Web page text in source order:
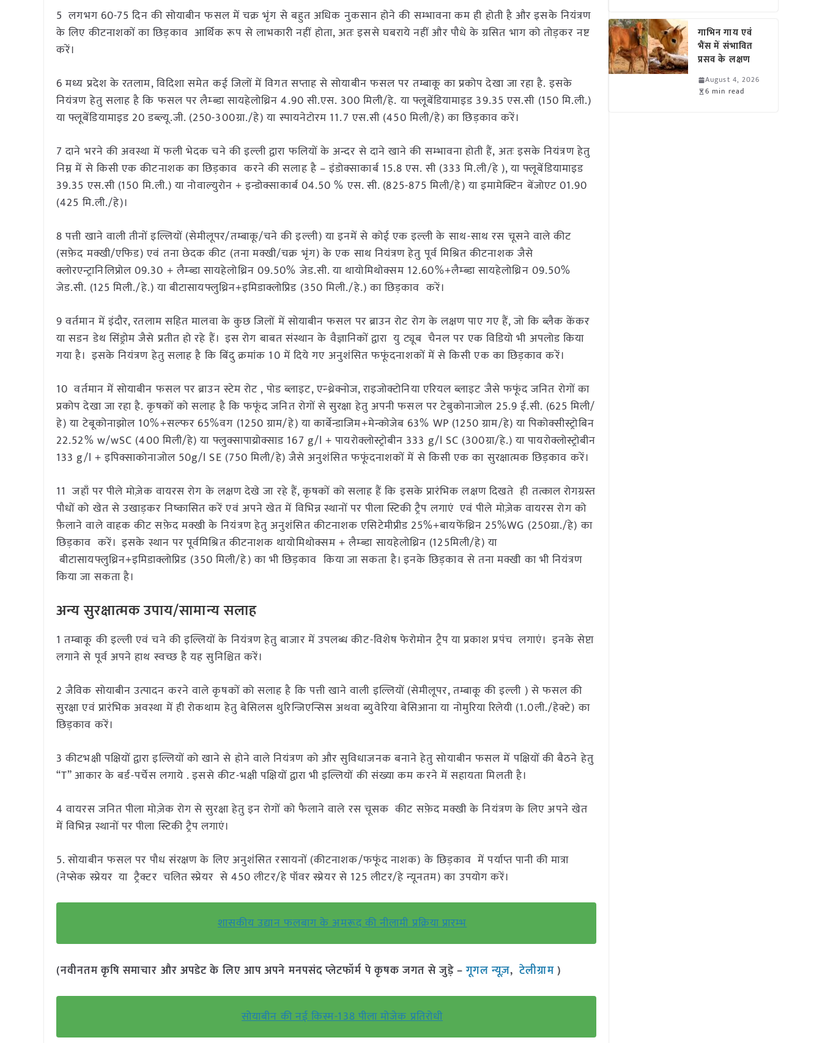
5 लगभग 60-75 दिन की सोयाबीन फसल में चक्र भृंग से बहुत अधिक नुकसान होने की सम्भावना कम ही होती है और इसके नियंत्रण
के लिए कीटनाशकों का छिड़काव आर्थिक रूप से लाभकारी नहीं होता, अतः इससे घबराये नहीं और पौधे के ग्रसित भाग को तोड़कर नष्ट
करें।
6 मध्य प्रदेश के रतलाम, विदिशा समेत कई जिलों में विगत सप्ताह से सोयाबीन फसल पर तम्बाकू का प्रकोप देखा जा रहा है. इसके
नियंत्रण हेतु सलाह है कि फसल पर लैम्ब्डा सायहेलोथ्रिन 4.90 सी.एस. 300 मिली/हे. या फ्लूबेंडियामाइड 39.35 एस.सी (150 मि.ली.)
या फ्लूबेंडियामाइड 20 डब्ल्यू.जी. (250-300ग्रा./हे) या स्पायनेटोरम 11.7 एस.सी (450 मिली/हे) का छिड़काव करें।
7 दाने भरने की अवस्था में फली भेदक चने की इल्ली द्वारा फलियों के अन्दर से दाने खाने की सम्भावना होती हैं, अतः इसके नियंत्रण हेतु
निम्न में से किसी एक कीटनाशक का छिड़काव करने की सलाह है – इंडोक्साकार्ब 15.8 एस. सी (333 मि.ली/हे ), या फ्लूबेंडियामाइड
39.35 एस.सी (150 मि.ली.) या नोवाल्युरोन + इन्डोक्साकार्ब 04.50 % एस. सी. (825-875 मिली/हे) या इमामेक्टिन बेंजोएट 01.90
(425 मि.ली./हे)।
8 पत्ती खाने वाली तीनों इल्लियों (सेमीलूपर/तम्बाकू/चने की इल्ली) या इनमें से कोई एक इल्ली के साथ-साथ रस चूसने वाले कीट
(सफ़ेद मक्खी/एफिड) एवं तना छेदक कीट (तना मक्खी/चक्र भृंग) के एक साथ नियंत्रण हेतु पूर्व मिश्रित कीटनाशक जैसे
क्लोरएन्ट्रानिलिप्रोल 09.30 + लैम्ब्डा सायहेलोथ्रिन 09.50% जेड.सी. या थायोमिथोक्सम 12.60%+लैम्ब्डा सायहेलोथ्रिन 09.50%
जेड.सी. (125 मिली./हे.) या बीटासायफ्लुथ्रिन+इमिडाक्लोप्रिड (350 मिली./हे.) का छिड़काव करें।
9 वर्तमान में इंदौर, रतलाम सहित मालवा के कुछ जिलों में सोयाबीन फसल पर ब्राउन रोट रोग के लक्षण पाए गए हैं, जो कि ब्लैक केंकर
या सडन डेथ सिंड्रोम जैसे प्रतीत हो रहे हैं। इस रोग बाबत संस्थान के वैज्ञानिकों द्वारा यु ट्यूब चैनल पर एक विडियो भी अपलोड किया
गया है। इसके नियंत्रण हेतु सलाह है कि बिंदु क्रमांक 10 में दिये गए अनुशंसित फफूंदनाशकों में से किसी एक का छिड़काव करें।
10 वर्तमान में सोयाबीन फसल पर ब्राउन स्टेम रोट , पोड ब्लाइट, एन्थ्रेक्नोज, राइजोक्टोनिया एरियल ब्लाइट जैसे फफूंद जनित रोगों का
प्रकोप देखा जा रहा है. कृषकों को सलाह है कि फफूंद जनित रोगों से सुरक्षा हेतु अपनी फसल पर टेबुकोनाजोल 25.9 ई.सी. (625 मिली/
हे) या टेबूकोनाझोल 10%+सल्फर 65%वग (1250 ग्राम/हे) या कार्बेन्डाजिम+मेन्कोजेब 63% WP (1250 ग्राम/हे) या पिकोक्सीस्ट्रोबिन
22.52% w/wSC (400 मिली/हे) या फ्लुक्सापाय्रोक्साड 167 g/l + पायरोक्लोस्ट्रोबीन 333 g/l SC (300ग्रा/हे.) या पायरोक्लोस्ट्रोबीन
133 g/l + इपिक्साकोनाजोल 50g/l SE (750 मिली/हे) जैसे अनुशंसित फफूंदनाशकों में से किसी एक का सुरक्षात्मक छिड़काव करें।
11 जहाँ पर पीले मोज़ेक वायरस रोग के लक्षण देखे जा रहे हैं, कृषकों को सलाह हैं कि इसके प्रारंभिक लक्षण दिखते ही तत्काल रोगग्रस्त
पौधों को खेत से उखाड़कर निष्कासित करें एवं अपने खेत में विभिन्न स्थानों पर पीला स्टिकी ट्रैप लगाएं एवं पीले मोज़ेक वायरस रोग को
फ़ैलाने वाले वाहक कीट सफ़ेद मक्खी के नियंत्रण हेतु अनुशंसित कीटनाशक एसिटेमीप्रीड 25%+बायफेंथ्रिन 25%WG (250ग्रा./हे) का
छिड़काव करें। इसके स्थान पर पूर्वमिश्रित कीटनाशक थायोमिथोक्सम + लैम्ब्डा सायहेलोथ्रिन (125मिली/हे) या
बीटासायफ्लुथ्रिन+इमिडाक्लोप्रिड (350 मिली/हे) का भी छिड़काव किया जा सकता है। इनके छिड़काव से तना मक्खी का भी नियंत्रण
किया जा सकता है।
अन्य सुरक्षात्मक उपाय/सामान्य सलाह
1 तम्बाकू की इल्ली एवं चने की इल्लियों के नियंत्रण हेतु बाजार में उपलब्ध कीट-विशेष फेरोमोन ट्रैप या प्रकाश प्रपंच लगाएं। इनके सेप्टा
लगाने से पूर्व अपने हाथ स्वच्छ है यह सुनिश्चित करें।
2 जैविक सोयाबीन उत्पादन करने वाले कृषकों को सलाह है कि पत्ती खाने वाली इल्लियों (सेमीलूपर, तम्बाकू की इल्ली ) से फसल की
सुरक्षा एवं प्रारंभिक अवस्था में ही रोकथाम हेतु बेसिलस थुरिन्जिएन्सिस अथवा ब्युवेरिया बेसिआना या नोमुरिया रिलेयी (1.0ली./हेक्टे) का
छिड़काव करें।
3 कीटभक्षी पक्षियों द्वारा इल्लियों को खाने से होने वाले नियंत्रण को और सुविधाजनक बनाने हेतु सोयाबीन फसल में पक्षियों की बैठने हेतु
“T” आकार के बर्ड-पर्चेस लगाये . इससे कीट-भक्षी पक्षियों द्वारा भी इल्लियों की संख्या कम करने में सहायता मिलती है।
4 वायरस जनित पीला मोज़ेक रोग से सुरक्षा हेतु इन रोगों को फैलाने वाले रस चूसक कीट सफ़ेद मक्खी के नियंत्रण के लिए अपने खेत
में विभिन्न स्थानों पर पीला स्टिकी ट्रैप लगाएं।
5. सोयाबीन फसल पर पौध संरक्षण के लिए अनुशंसित रसायनों (कीटनाशक/फफूंद नाशक) के छिड़काव में पर्याप्त पानी की मात्रा
(नेप्सेक स्प्रेयर या ट्रैक्टर चलित स्प्रेयर से 450 लीटर/हे पॉवर स्प्रेयर से 125 लीटर/हे न्यूनतम) का उपयोग करें।
शासकीय उद्यान फलबाग के अमरूद की नीलामी प्रक्रिया प्रारम्भ
(नवीनतम कृषि समाचार और अपडेट के लिए आप अपने मनपसंद प्लेटफॉर्म पे कृषक जगत से जुड़े –गूगल न्यूज़,टेलीग्राम)
सोयाबीन की नई किस्म-138 पीला मोजेक प्रतिरोधी
गाभिन गाय एवं
भैंस में संभावित
प्रसव के लक्षण
August 4, 2026
6 min read